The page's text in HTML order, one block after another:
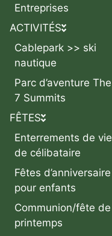
Entreprises
ACTIVITÉS
Cablepark >> ski
nautique
Parc d’aventure The
7 Summits
FÊTES
Enterrements de vie
de célibataire
Fêtes d’anniversaire
pour enfants
Communion/fête de
printemps